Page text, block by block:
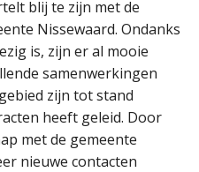
blij te zijn met de
Nissewaard. Ondanks
is, zijn er al mooie
samenwerkingen
zijn tot stand
heeft geleid. Door
met de gemeente
nieuwe contacten